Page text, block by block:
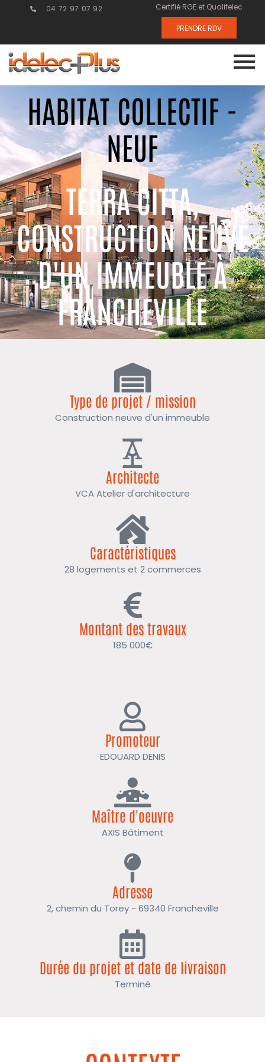
04 72 97 07 92 Certifié RGE et Qualifelec
PRENDRE RDV
HABITAT COLLECTIF -
NEUF
TERRA CITTA,
CONSTRUCTION NEUVE
D'UN IMMEUBLE À
FRANCHEVILLE
Type de projet / mission
Construction neuve d'un immeuble
Architecte
VCA Atelier d'architecture
Caractéristiques
28 logements et 2 commerces
Montant des travaux
185 000€
Promoteur
EDOUARD DENIS
Maître d'oeuvre
AXIS Bâtiment
Adresse
2, chemin du Torey - 69340 Francheville
Durée du projet et date de livraison
Terminé